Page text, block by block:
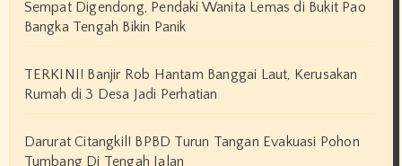
Sempat Digendong, Pendaki Wanita Lemas di Bukit Pao
Bangka Tengah Bikin Panik
TERKINI! Banjir Rob Hantam Banggai Laut, Kerusakan
Rumah di 3 Desa Jadi Perhatian
Darurat Citangkil! BPBD Turun Tangan Evakuasi Pohon
Tumbang Di Tengah Jalan